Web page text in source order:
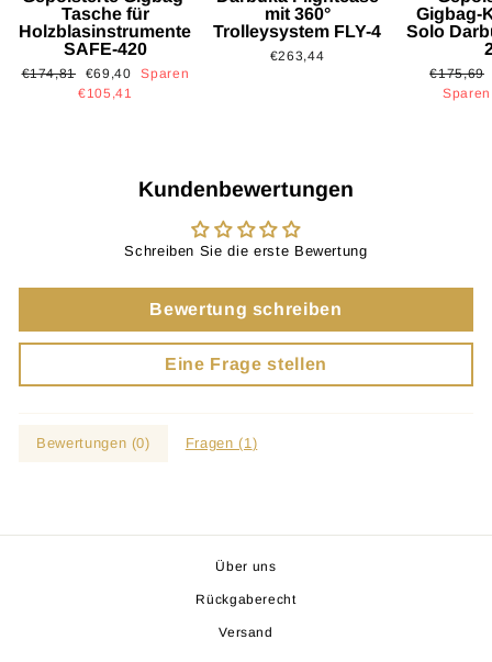
Tasche für
Holzblasinstrumente
SAFE-420
Normaler
€174,81 Sonderpreis
€69,40
Sparen
€105,41
mit 360°
Trolleysystem FLY-4
€263,44
Gigbag-
Solo
Normaler
Preis
€175,69
Kundenbewertungen
Schreiben Sie die erste Bewertung
Bewertung schreiben
Eine Frage stellen
Bewertungen (0) Fragen (1 )
Über uns
Rückgaberecht
Versand